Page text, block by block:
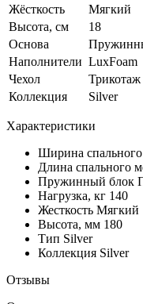
Жёсткость
Мягкий
Высота, см
18
Основа
Наполнители LuxFoam
Чехол
Трикотаж
Коллекция
Silver
Характеристики
Ширина
Длина спального
Пружинный блок
Нагрузка, кг 140
Жесткость Мягкий
Высота, мм 180
Тип Silver
Коллекция Silver
Отзывы